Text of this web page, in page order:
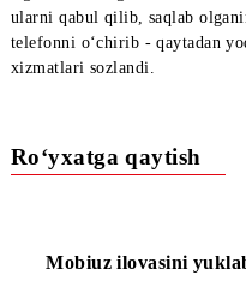
4. Keyin«Agar sizga
telefon rusumingiz
axborot xabari kelishi
ularni qabul qilib, saqlab
tеlеfonni o‘chirib -